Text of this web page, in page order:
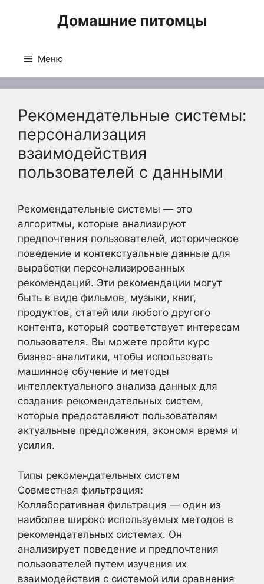
Домашние питомцы
Меню
Рекомендательные системы:
персонализация
взаимодействия
пользователей с данными
Рекомендательные системы — это
алгоритмы, которые анализируют
предпочтения пользователей, историческое
поведение и контекстуальные данные для
выработки персонализированных
рекомендаций. Эти рекомендации могут
быть в виде фильмов, музыки, книг,
продуктов, статей или любого другого
контента, который соответствует интересам
пользователя. Вы можете пройти курс
бизнес-аналитики, чтобы использовать
машинное обучение и методы
интеллектуального анализа данных для
создания рекомендательных систем,
которые предоставляют пользователям
актуальные предложения, экономя время и
усилия.
Типы рекомендательных систем
Совместная фильтрация:
Коллаборативная фильтрация — один из
наиболее широко используемых методов в
рекомендательных системах. Он
анализирует поведение и предпочтения
пользователей путем изучения их
взаимодействия с системой или сравнения